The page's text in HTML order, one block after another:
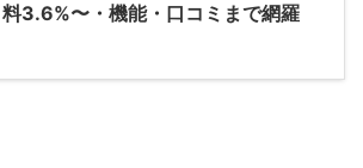
料3.6%〜・機能・口コミまで網羅